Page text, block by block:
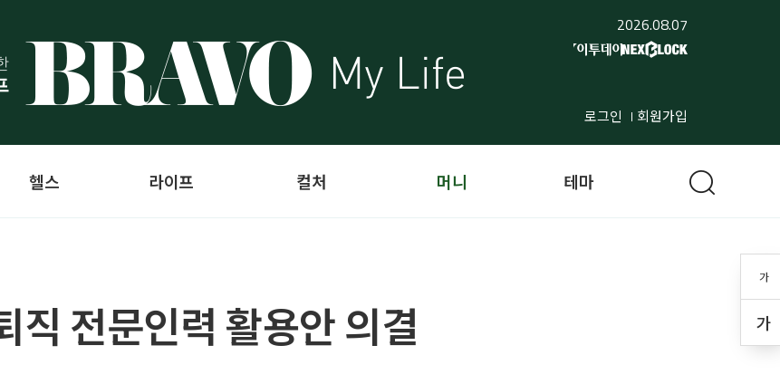
2026.08.07
로그인 회원가입
가
가
헬스 라이프 컬처 머니 테마
직 전문인력 활용안 의결